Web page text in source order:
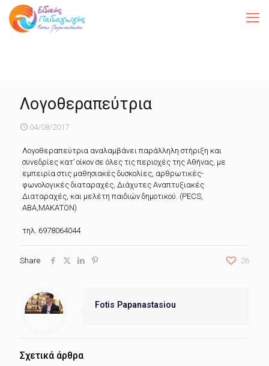
Λογοθεραπεύτρια
04/08/2017
Λογοθεραπεύτρια αναλαμβάνει παράλληλη στήριξη και
συνεδρίες κατ’ οίκον σε όλες τις περιοχές της Αθήνας, με
εμπειρία στις μαθησιακές δυσκολίες, αρθρωτικές-
φωνολογικές διαταραχές, Διάχυτες Αναπτυξιακές
Διαταραχές, και μελέτη παιδιών δημοτικού. (PECS,
ABA,ΜΑΚΑΤΟΝ)
τηλ. 6978064044
Share 26
Fotis Papanastasiou
Σχετικά άρθρα